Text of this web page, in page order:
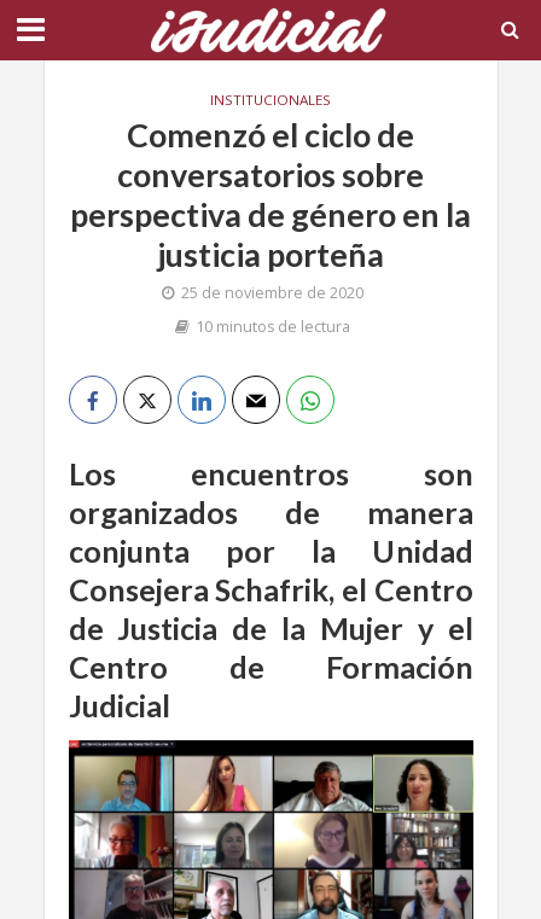
INSTITUCIONALES
Comenzó el ciclo de
conversatorios sobre
perspectiva de género en la
justicia porteña
25 de noviembre de 2020
10 minutos de lectura
Los encuentros son
organizados de manera
conjunta por la Unidad
Consejera Schafrik, el Centro
de Justicia de la Mujer y el
Centro de Formación
Judicial